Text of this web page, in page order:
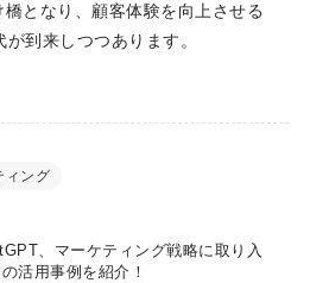
となり、顧客体験を向上させる
が到来しつつあります。
ィング
、マーケティング戦略に取り入
活用事例を紹介！